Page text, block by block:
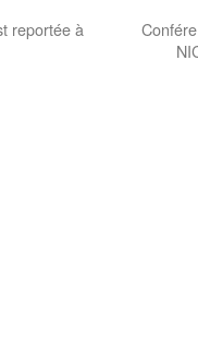
reportée à